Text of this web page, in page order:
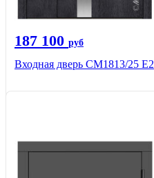
187 100 руб
Входная дверь СМ1813/25 Е2